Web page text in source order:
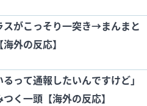
がこっそり一突き→まんまと
外の反応】
って通報したいんですけど」
く一頭【海外の反応】